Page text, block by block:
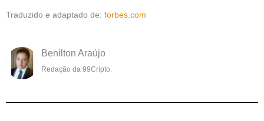
Traduzido e adaptado de: forbes.com
Benilton Araújo
Redação da 99Cripto.